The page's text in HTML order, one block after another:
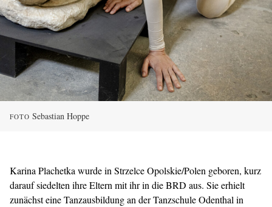
FOTO Sebastian Hoppe
Karina Plachetka wurde in Strzelce Opolskie/Polen geboren, kurz
darauf siedelten ihre Eltern mit ihr in die BRD aus. Sie erhielt
zunächst eine Tanzausbildung an der Tanzschule Odenthal in